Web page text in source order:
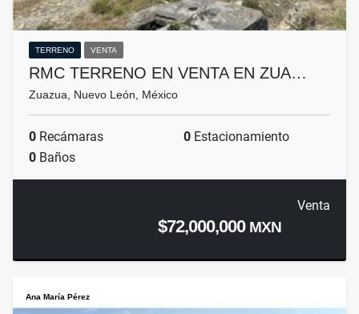
TERRENO VENTA
RMC TERRENO EN VENTA EN ZUA…
Zuazua, Nuevo León, México
0 Recámaras 0 Estacionamiento
0 Baños
Venta
$72,000,000 MXN
Ana María Pérez